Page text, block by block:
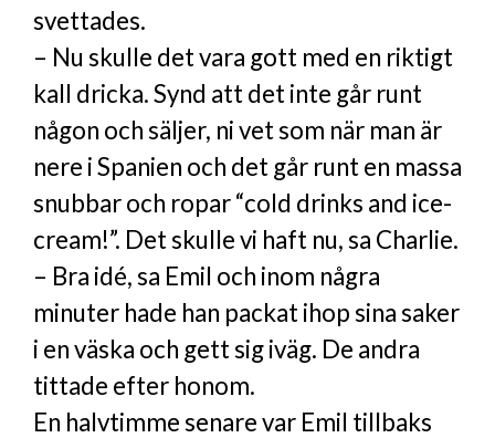
svettades.
– Nu skulle det vara gott med en riktigt
kall dricka. Synd att det inte går runt
någon och säljer, ni vet som när man är
nere i Spanien och det går runt en massa
snubbar och ropar “cold drinks and ice-
cream!”. Det skulle vi haft nu, sa Charlie.
– Bra idé, sa Emil och inom några
minuter hade han packat ihop sina saker
i en väska och gett sig iväg. De andra
tittade efter honom.
En halvtimme senare var Emil tillbaks